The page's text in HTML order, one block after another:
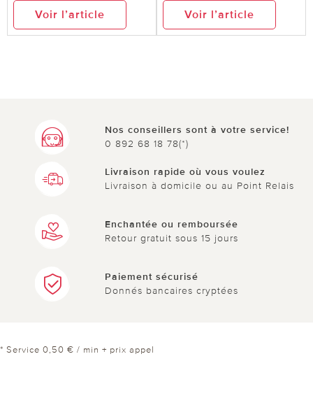
Voir l’article Voir l’article
Nos conseillers sont à votre service!
0 892 68 18 78(*)
Livraison rapide où vous voulez
Livraison à domicile ou au Point Relais
Enchantée ou remboursée
Retour gratuit sous 15 jours
Paiement sécurisé
Donnés bancaires cryptées
* Service 0,50 € / min + prix appel